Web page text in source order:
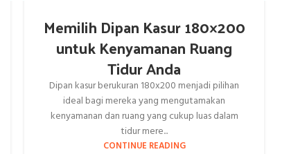
Memilih Dipan Kasur 180×200
untuk Kenyamanan Ruang
Tidur Anda
Dipan kasur berukuran 180x200 menjadi pilihan
ideal bagi mereka yang mengutamakan
kenyamanan dan ruang yang cukup luas dalam
tidur mere...
CONTINUE READING